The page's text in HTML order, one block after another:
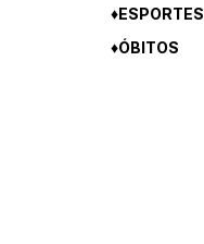
♦ESPORTES
♦ÓBITOS